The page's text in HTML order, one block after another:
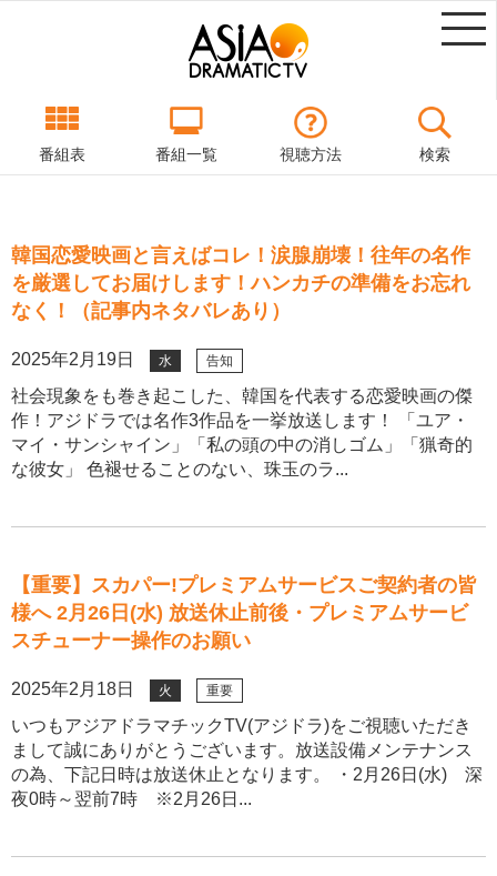
番組表 番組一覧 視聴方法 検索
韓国恋愛映画と言えばコレ！涙腺崩壊！往年の名作
を厳選してお届けします！ハンカチの準備をお忘れ
なく！（記事内ネタバレあり）
2025年2月19日 水 告知
社会現象をも巻き起こした、韓国を代表する恋愛映画の傑
作！アジドラでは名作3作品を一挙放送します！ 「ユア・
マイ・サンシャイン」「私の頭の中の消しゴム」「猟奇的
な彼女」 色褪せることのない、珠玉のラ...
【重要】スカパー!プレミアムサービスご契約者の皆
様へ 2月26日(水) 放送休止前後・プレミアムサービ
スチューナー操作のお願い
2025年2月18日 火 重要
いつもアジアドラマチックTV(アジドラ)をご視聴いただき
まして誠にありがとうございます。放送設備メンテナンス
の為、下記日時は放送休止となります。 ・2月26日(水) 深
夜0時～翌前7時 ※2月26日...